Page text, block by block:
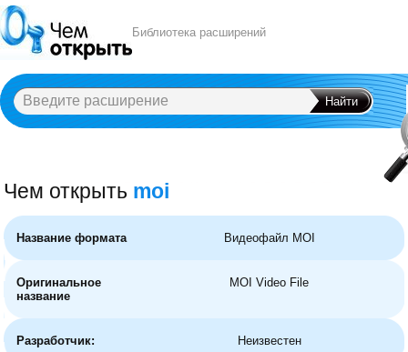
Библиотека расширений
A B C E G H I X
Чем открыть moi
Название формата Видеофайл MOI
Оригинальное
название
MOI Video File
Разработчик: Неизвестен